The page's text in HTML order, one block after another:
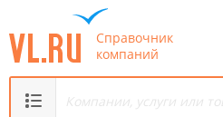
Справочник
компаний